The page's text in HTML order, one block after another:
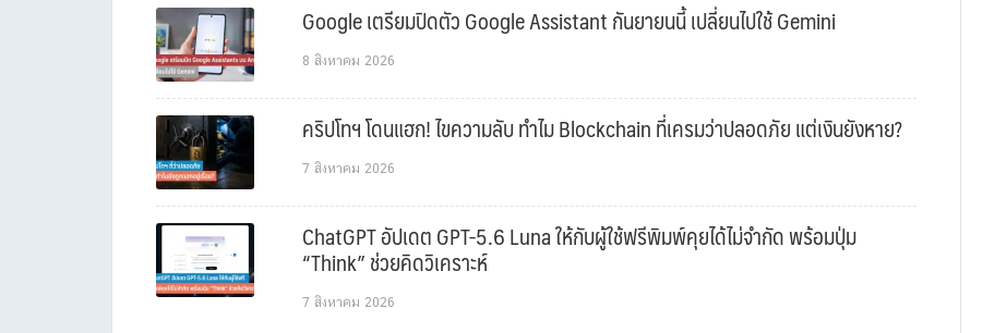
Google เตรียมปิดตัว Google Assistant กันยายนนี้ เปลี่ยนไปใช้ Gemini
8 สิงหาคม 2026
คริปโทฯ โดนแฮก! ไขความลับ ทำไม Blockchain ที่เครมว่าปลอดภัย แต่เงินยังหาย?
7 สิงหาคม 2026
ChatGPT อัปเดต GPT-5.6 Luna ให้กับผู้ใช้ฟรีพิมพ์คุยได้ไม่จำกัด พร้อมปุ่ม
“Think” ช่วยคิดวิเคราะห์
7 สิงหาคม 2026